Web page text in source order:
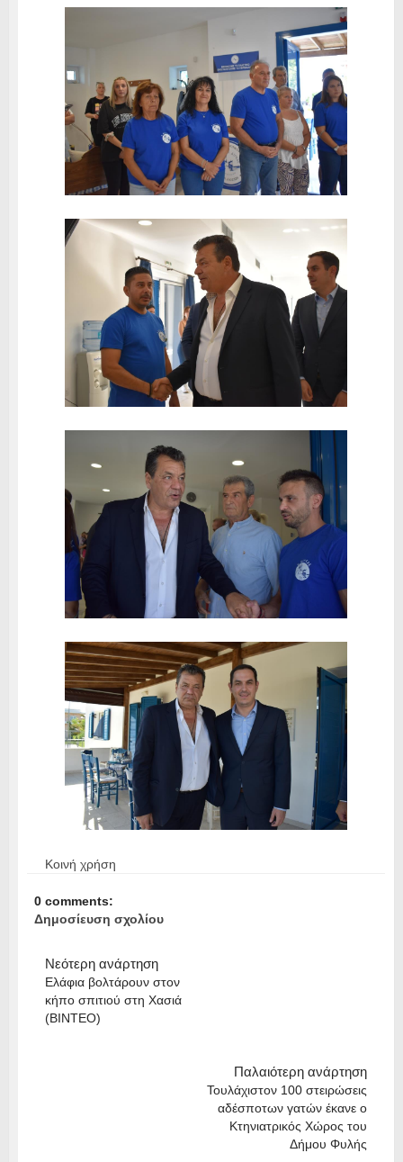
Κοινή χρήση
0 comments:
Δημοσίευση σχολίου
Νεότερη ανάρτηση
Ελάφια βολτάρουν στον
κήπο σπιτιού στη Χασιά
(ΒΙΝΤΕΟ)
Παλαιότερη ανάρτηση
Τουλάχιστον 100 στειρώσεις
αδέσποτων γατών έκανε ο
Κτηνιατρικός Χώρος του
Δήμου Φυλής